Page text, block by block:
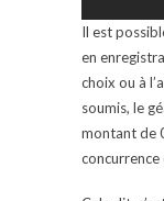
Il est
en
choix ou à
soumis, le
montant de
concurrence